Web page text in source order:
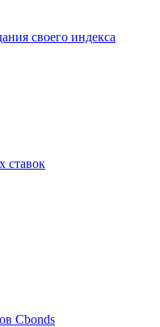
своего индекса
ставок
Cbonds